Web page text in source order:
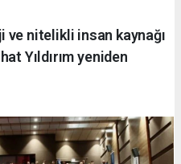
nitelikli insan kaynağı
Yıldırım yeniden